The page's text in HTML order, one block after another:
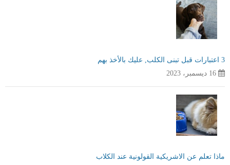
3 اعتبارات قبل تبنى الكلب, عليك بالأخذ بهم
16 ديسمبر، 2023
ماذا تعلم عن الاشريكية القولونية عند الكلاب